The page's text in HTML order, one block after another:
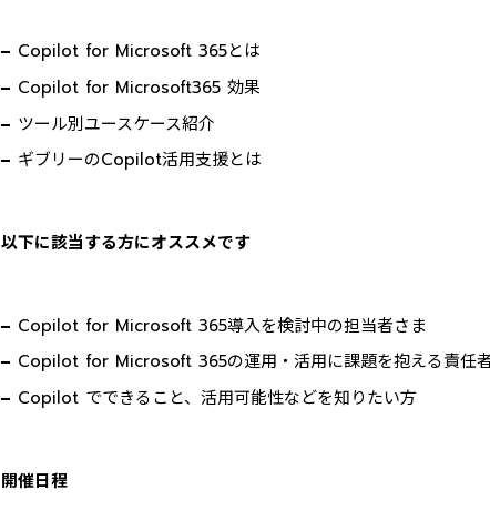
Copilot for Microsoft 365とは
Copilot for Microsoft365 効果
ツール別ユースケース紹介
ギブリーのCopilot活用支援とは
以下に該当する方にオススメです
Copilot for Microsoft 365導入を検討中の担当者さま
Copilot for Microsoft 365の運用・活用に課題を抱える責任
Copilot でできること、活用可能性などを知りたい方
開催日程